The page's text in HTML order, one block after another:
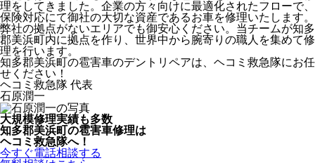
理をしてきました。企業の方々向けに最適化されたフローで、
保険対応にて御社の大切な資産であるお車を修理いたします。
弊社の拠点がないエリアでも御安心ください。当チームが知多
郡美浜町内に拠点を作り、世界中から腕寄りの職人を集めて修
理を行います。
知多郡美浜町の雹害車のデントリペアは、ヘコミ救急隊にお任
せください！
ヘコミ救急隊 代表
石原潤一
大規模修理実績も多数
知多郡美浜町の雹害車修理は
ヘコミ救急隊へ！
今すぐ電話相談する